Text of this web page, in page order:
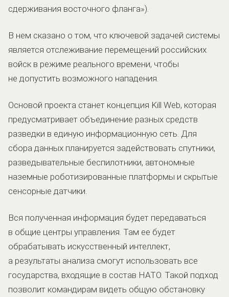
сдерживания восточного фланга»).
В нем сказано о том, что ключевой задачей системы
является отслеживание перемещений российских
войск в режиме реального времени, чтобы
не допустить возможного нападения.
Основой проекта станет концепция Kill Web, которая
предусматривает объединение разных средств
разведки в единую информационную сеть. Для
сбора данных планируется задействовать спутники,
разведывательные беспилотники, автономные
наземные роботизированные платформы и скрытые
сенсорные датчики.
Вся полученная информация будет передаваться
в общие центры управления. Там ее будет
обрабатывать искусственный интеллект,
а результаты анализа смогут использовать все
государства, входящие в состав НАТО. Такой подход
позволит командирам видеть общую обстановку